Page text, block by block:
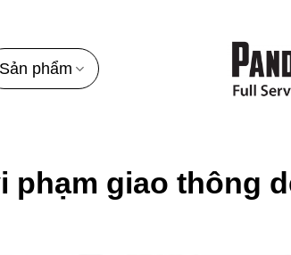
Sản phẩm
phạm giao thông